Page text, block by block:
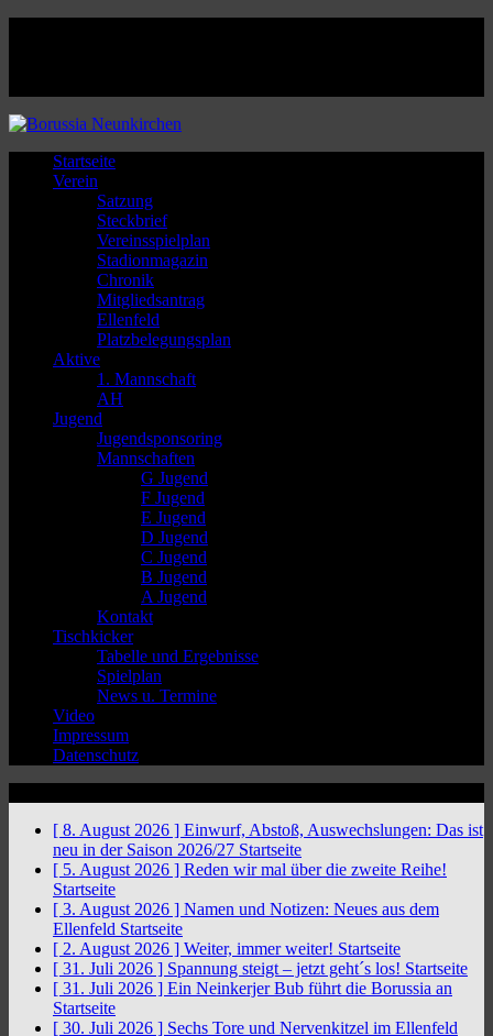
Startseite
Verein
Satzung
Steckbrief
Vereinsspielplan
Stadionmagazin
Chronik
Mitgliedsantrag
Ellenfeld
Platzbelegungsplan
Aktive
1. Mannschaft
AH
Jugend
Jugendsponsoring
Mannschaften
G Jugend
F Jugend
E Jugend
D Jugend
C Jugend
B Jugend
A Jugend
Kontakt
Tischkicker
Tabelle und Ergebnisse
Spielplan
News u. Termine
Video
Impressum
Datenschutz
[ 8. August 2026 ] Einwurf, Abstoß, Auswechslungen: Das ist
neu in der Saison 2026/27 Startseite
[ 5. August 2026 ] Reden wir mal über die zweite Reihe!
Startseite
[ 3. August 2026 ] Namen und Notizen: Neues aus dem
Ellenfeld Startseite
[ 2. August 2026 ] Weiter, immer weiter! Startseite
[ 31. Juli 2026 ] Spannung steigt – jetzt geht´s los! Startseite
[ 31. Juli 2026 ] Ein Neinkerjer Bub führt die Borussia an
Startseite
[ 30. Juli 2026 ] Sechs Tore und Nervenkitzel im Ellenfeld